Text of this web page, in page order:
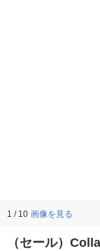
1 / 10 画像を見る
（セール）